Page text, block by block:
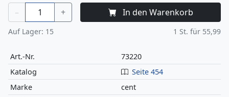
– + In den Warenkorb
Auf Lager: 15 1 St. für 55,99
Art.-Nr.
73220
Katalog
Seite 454
Marke
cent